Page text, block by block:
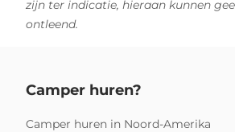
zijn ter indicatie, hieraan kunnen
ontleend.
Camper huren?
Camper huren in Noord-Amerika